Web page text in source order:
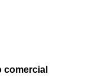
comercial